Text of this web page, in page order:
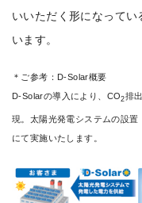
いいただく形になって
います。
＊ご参考：D-Solar概要
D-Solarの導入により、CO2排
現。太陽光発電システムの設
にて実施いたします。